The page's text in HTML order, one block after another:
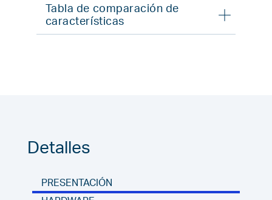
Tabla de comparación de
características
Detalles
PRESENTACIÓN